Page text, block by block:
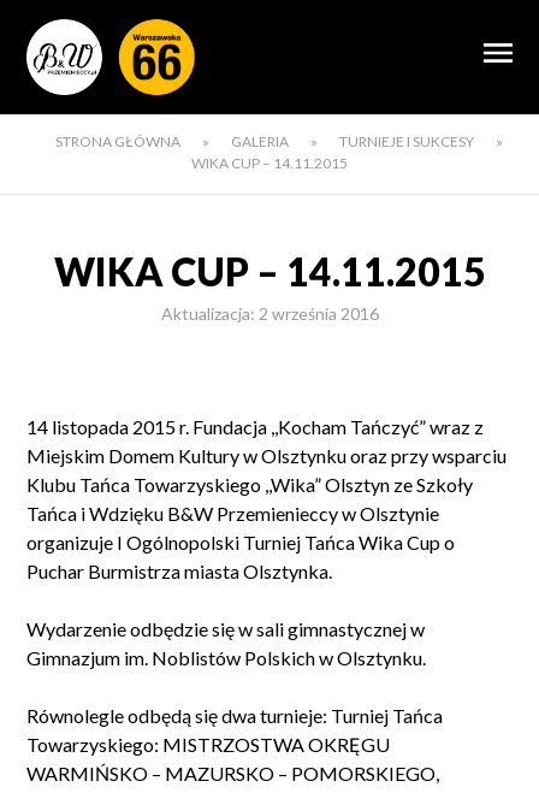
STRONA GŁÓWNA » GALERIA » TURNIEJE I SUKCESY
»
WIKA CUP – 14.11.2015
WIKA CUP – 14.11.2015
Aktualizacja: 2 września 2016
14 listopada 2015 r. Fundacja ,,Kocham Tańczyć” wraz z
Miejskim Domem Kultury w Olsztynku oraz przy wsparciu
Klubu Tańca Towarzyskiego ,,Wika” Olsztyn ze Szkoły
Tańca i Wdzięku B&W Przemienieccy w Olsztynie
organizuje I Ogólnopolski Turniej Tańca Wika Cup o
Puchar Burmistrza miasta Olsztynka.
Wydarzenie odbędzie się w sali gimnastycznej w
Gimnazjum im. Noblistów Polskich w Olsztynku.
Równolegle odbędą się dwa turnieje: Turniej Tańca
Towarzyskiego: MISTRZOSTWA OKRĘGU
WARMIŃSKO – MAZURSKO – POMORSKIEGO,